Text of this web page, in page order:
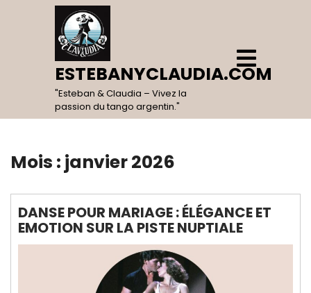
ESTEBANYCLAUDIA.COM
"Esteban & Claudia – Vivez la
passion du tango argentin."
Open
Menu
Mois : janvier 2026
DANSE POUR MARIAGE : ÉLÉGANCE ET
EMOTION SUR LA PISTE NUPTIALE